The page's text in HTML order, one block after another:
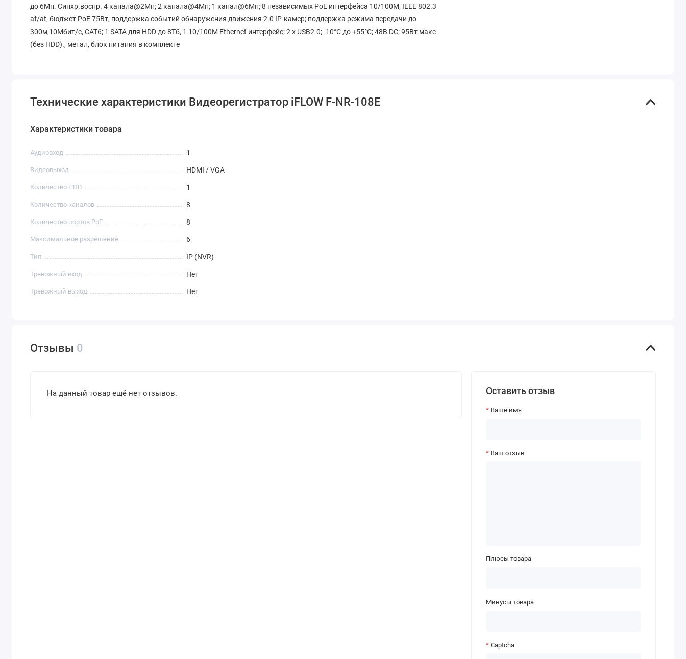
до 6Мп. Синхр.воспр. 4 канала@2Мп; 2 канала@4Мп; 1 канал@6Мп; 8 независимых PoE интерфейса 10/100M; IEEE 802.3
af/at, бюджет PoE 75Вт, поддержка событий обнаружения движения 2.0 IP-камер; поддержка режима передачи до
300м,10Мбит/с, CAT6; 1 SATA для HDD до 8Тб, 1 10/100M Ethernet интерфейс; 2 х USB2.0; -10°C до +55°C; 48В DC; 95Вт макс
(без HDD)., метал, блок питания в комплекте
Технические характеристики Видеорегистратор iFLOW F-NR-108E
Характеристики товара
Аудиовход 1
Видеовыход HDMI / VGA
Количество HDD 1
Количество каналов 8
Количество портов PoE 8
Максимальное разрешение 6
Тип IP (NVR)
Тревожный вход Нет
Тревожный выход Нет
Отзывы 0
На данный товар ещё нет отзывов. Оставить отзыв
Ваше имя
Ваш отзыв
Плюсы товара
Минусы товара
Captcha